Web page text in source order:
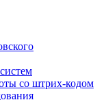
со штрих-кодом